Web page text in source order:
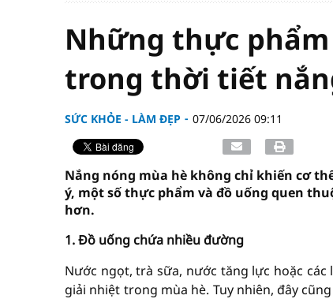
15:00
Những thực
trong thời tiết
SỨC KHỎE - LÀM ĐẸP 07/06/2026 09:11
Nắng nóng mùa hè không chỉ khiến cơ
ý, một số thực phẩm và đồ uống quen
hơn.
1. Đồ uống chứa nhiều đường
Nước ngọt, trà sữa, nước tăng lực hoặc
giải nhiệt trong mùa hè. Tuy nhiên, đây